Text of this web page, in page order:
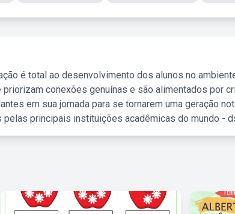
é total ao desenvolvimento dos alunos no
conexões genuínas e são alimentados por
em sua jornada para se tornarem uma geração
principais instituições acadêmicas do mundo -